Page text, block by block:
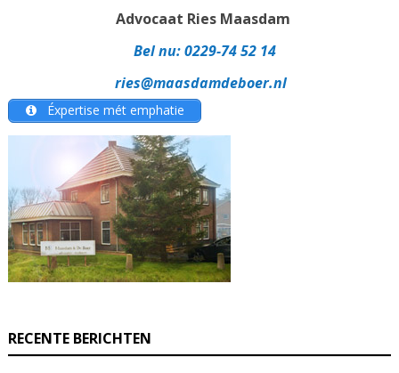
Advocaat Ries Maasdam
Bel nu:0229-74 52 14
ries@maasdamdeboer.nl
Éxpertise mét emphatie
RECENTE BERICHTEN